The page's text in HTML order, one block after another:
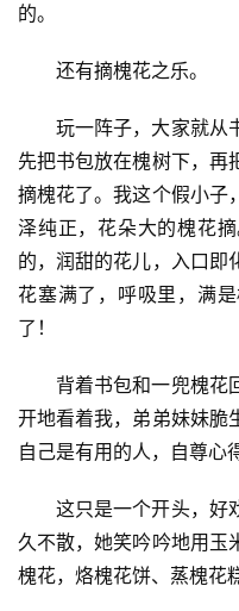
的。
还有摘槐花之乐。
玩一阵子，大家就从
先把书包放在槐树下，再
摘槐花了。我这个假小子
泽纯正，花朵大的槐花
的，润甜的花儿，入口即
花塞满了，呼吸里，满
了！
背着书包和一兜槐花
开地看着我，弟弟妹妹脆
自己是有用的人，自尊心
这只是一个开头，好
久不散，她笑吟吟地用玉
槐花，烙槐花饼、蒸槐花